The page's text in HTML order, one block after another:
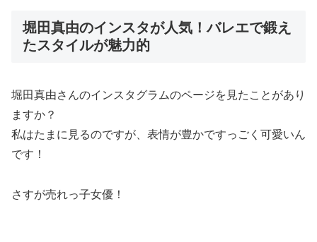
堀田真由のインスタが人気！バレエで鍛え
たスタイルが魅力的
堀田真由さんのインスタグラムのページを見たことがあり
ますか？
私はたまに見るのですが、 表情が豊かですっごく可愛いん
です！
さすが売れっ子女優！